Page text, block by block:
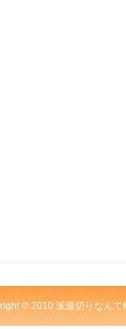
© 2010 派遣切りなんて